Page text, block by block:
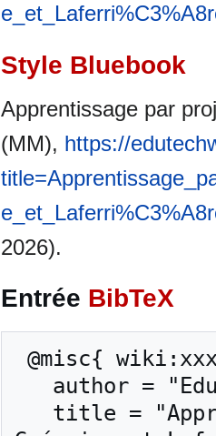
Style Bluebook
Apprentissage par
(MM), https://
2026).
Entrée BibTeX